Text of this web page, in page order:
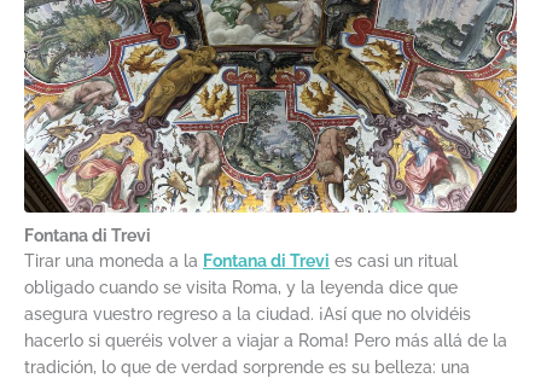
Fontana di Trevi
Tirar una moneda a la Fontana di Trevi es casi un ritual
obligado cuando se visita Roma, y la leyenda dice que
asegura vuestro regreso a la ciudad. ¡Así que no olvidéis
hacerlo si queréis volver a viajar a Roma! Pero más allá de la
tradición, lo que de verdad sorprende es su belleza: una